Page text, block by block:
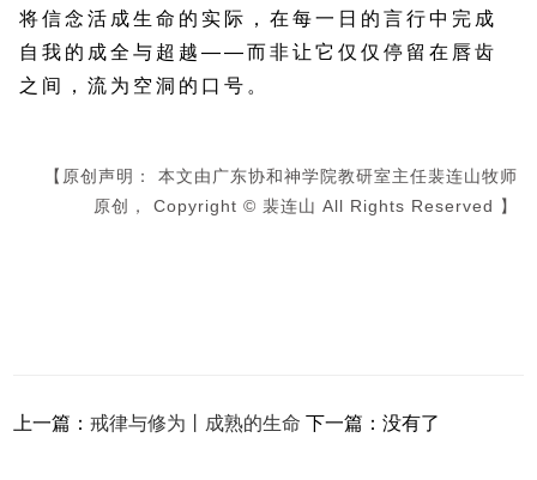
将信念活成生命的实际，在每一日的言行中完成
自我的成全与超越——而非让它仅仅停留在唇齿
之间，流为空洞的口号。
【原创声明： 本文由广东协和神学院教研室主任裴连山牧师
原创， Copyright © 裴连山 All Rights Reserved 】
上一篇：戒律与修为丨成熟的生命 下一篇：没有了